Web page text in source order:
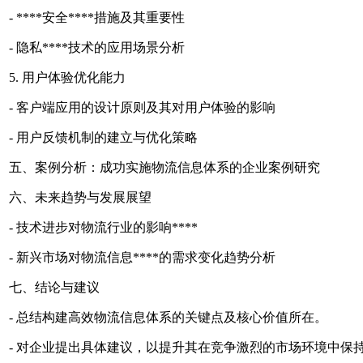
- ****安全****措施及其重要性
- 隐私****技术的应用场景分析
5. 用户体验优化能力
- 客户端应用的设计原则及其对用户体验的影响
- 用户反馈机制的建立与优化策略
五、案例分析：成功实施物流信息体系的企业案例研究
六、未来趋势与发展展望
- 技术进步对物流行业的影响****
- 新兴市场对物流信息****的需求变化趋势分析
七、结论与建议
- 总结构建高效物流信息体系的关键点及核心价值所在。
- 对企业提出具体建议，以提升其在竞争激烈的市场环境中保